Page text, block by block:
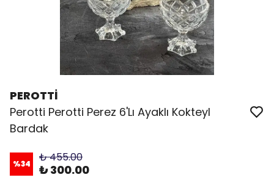
PEROTTİ
Perotti Perotti Perez 6'Lı Ayaklı Kokteyl
Bardak
%34 ₺ 455.00
₺ 300.00